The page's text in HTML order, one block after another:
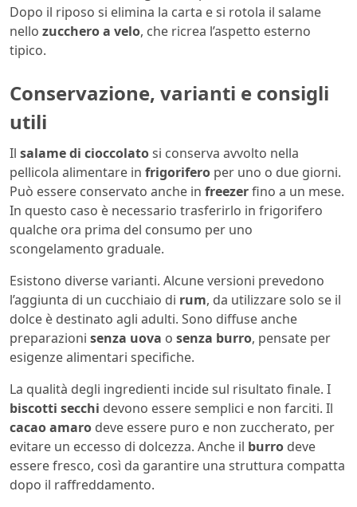
Dopo il riposo si elimina la carta e si rotola il salame
nello zucchero a velo, che ricrea l’aspetto esterno
tipico.
Conservazione, varianti e consigli
utili
Il salame di cioccolatosi conserva avvolto nella
pellicola alimentare in frigorifero per uno o due giorni.
Può essere conservato anche in freezerfino a un mese.
In questo caso è necessario trasferirlo in frigorifero
qualche ora prima del consumo per uno
scongelamento graduale.
Esistono diverse varianti. Alcune versioni prevedono
l’aggiunta di un cucchiaio di rum, da utilizzare solo se il
dolce è destinato agli adulti. Sono diffuse anche
preparazioni senza uova o senza burro, pensate per
esigenze alimentari specifiche.
La qualità degli ingredienti incide sul risultato finale. I
biscotti secchi devono essere semplici e non farciti. Il
cacao amaro deve essere puro e non zuccherato, per
evitare un eccesso di dolcezza. Anche il burro deve
essere fresco, così da garantire una struttura compatta
dopo il raffreddamento.